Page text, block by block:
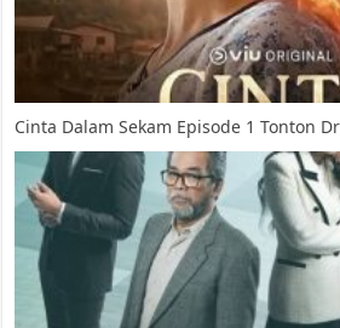
Cinta Dalam Sekam Episode 1 Tonton